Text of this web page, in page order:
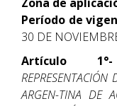
Período de
30 DE
Artículo
REPRESENTACIÓN
ARGEN-TINA DE